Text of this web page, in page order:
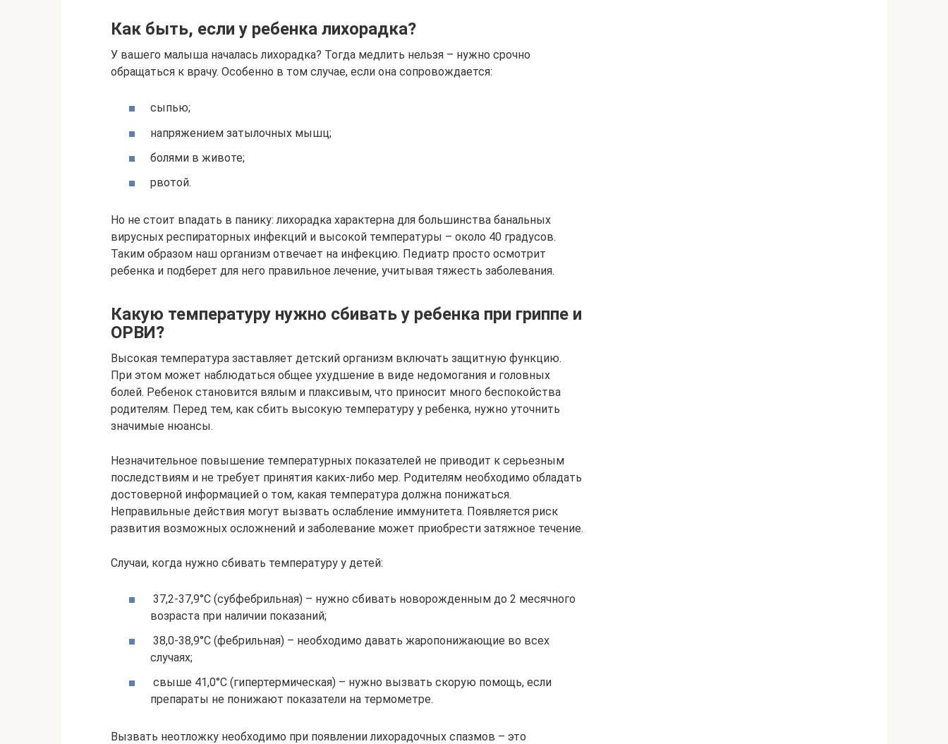
Как быть, если у ребенка лихорадка?
У вашего малыша началась лихорадка? Тогда медлить нельзя – нужно срочно
обращаться к врачу. Особенно в том случае, если она сопровождается:
сыпью;
напряжением затылочных мышц;
болями в животе;
рвотой.
Но не стоит впадать в панику: лихорадка характерна для большинства банальных
вирусных респираторных инфекций и высокой температуры – около 40 градусов.
Таким образом наш организм отвечает на инфекцию. Педиатр просто осмотрит
ребенка и подберет для него правильное лечение, учитывая тяжесть заболевания.
Какую температуру нужно сбивать у ребенка при гриппе и
ОРВИ?
Высокая температура заставляет детский организм включать защитную функцию.
При этом может наблюдаться общее ухудшение в виде недомогания и головных
болей. Ребенок становится вялым и плаксивым, что приносит много беспокойства
родителям. Перед тем, как сбить высокую температуру у ребенка, нужно уточнить
значимые нюансы.
Незначительное повышение температурных показателей не приводит к серьезным
последствиям и не требует принятия каких-либо мер. Родителям необходимо обладать
достоверной информацией о том, какая температура должна понижаться.
Неправильные действия могут вызвать ослабление иммунитета. Появляется риск
развития возможных осложнений и заболевание может приобрести затяжное течение.
Случаи, когда нужно сбивать температуру у детей:
37,2-37,9°C (субфебрильная) – нужно сбивать новорожденным до 2 месячного
возраста при наличии показаний;
38,0-38,9°C (фебрильная) – необходимо давать жаропонижающие во всех
случаях;
свыше 41,0°C (гипертермическая) – нужно вызвать скорую помощь, если
препараты не понижают показатели на термометре.
Вызвать неотложку необходимо при появлении лихорадочных спазмов – это